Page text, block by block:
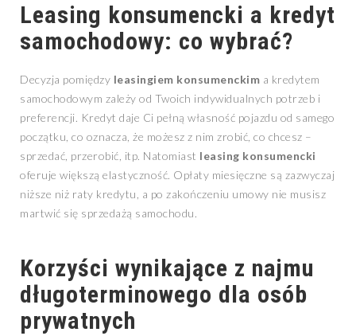
Leasing konsumencki a kredyt
samochodowy: co wybrać?
Decyzja pomiędzy leasingiem konsumenckim a kredytem
samochodowym zależy od Twoich indywidualnych potrzeb i
preferencji. Kredyt daje Ci pełną własność pojazdu od samego
początku, co oznacza, że możesz z nim zrobić, co chcesz –
sprzedać, przerobić, itp. Natomiast leasing konsumencki
oferuje większą elastyczność. Opłaty miesięczne są zazwyczaj
niższe niż raty kredytu, a po zakończeniu umowy nie musisz
martwić się sprzedażą samochodu.
Korzyści wynikające z najmu
długoterminowego dla osób
prywatnych